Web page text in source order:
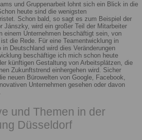
und Gruppenarbeit lohnt sich ein Blick in die
heute sind die wenigsten
Schon bald, so sagt es zum Beispiel der
Jánszky, wird ein großer Teil der Mitarbeiter
einem Unternehmen beschäftigt sein, von
ist die Rede. Für eine Teamentwicklung in
in Deutschland wird dies Veränderungen
beschäftige ich mich schon heute
künftigen Gestaltung von Arbeitsplätzen, die
Zukunftstrend einhergehen wird. Sicher
neuen Bürowelten von Google, Facebook,
Unternehmen gesehen oder davon
und Themen in der
Düsseldorf